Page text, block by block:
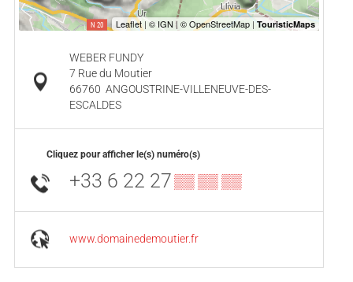
WEBER FUNDY
7 Rue du Moutier
66760 ANGOUSTRINE-VILLENEUVE-DES-
ESCALDES
Cliquez pour afficher le(s) numéro(s)
+33 6 22 27▒▒ ▒▒ ▒▒
www.domainedemoutier.fr